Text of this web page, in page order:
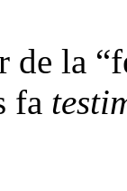
de la
fa